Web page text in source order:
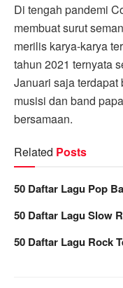
Di tengah pandemi
membuat surut
merilis karya-karya
tahun 2021 ternyata
Januari saja
musisi dan band
bersamaan.
Related Posts
50 Daftar Lagu Pop
50 Daftar Lagu Slow
50 Daftar Lagu Rock